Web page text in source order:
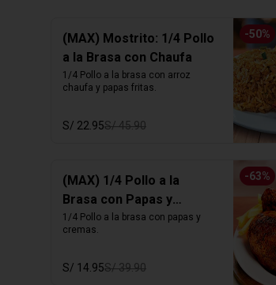
-50%
(MAX) Mostrito: 1/4 Pollo
a la Brasa con Chaufa
1/4 Pollo a la brasa con arroz
chaufa y papas fritas.
S/ 22.95S/ 45.90
-63%
(MAX) 1/4 Pollo a la
Brasa con Papas y
Cremas
1/4 Pollo a la brasa con papas y
cremas.
S/ 14.95S/ 39.90